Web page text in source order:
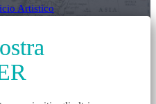
Artistico